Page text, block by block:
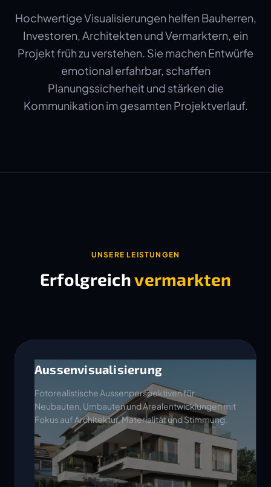
Hochwertige Visualisierungen helfen Bauherren,
Investoren, Architekten und Vermarktern, ein
Projekt früh zu verstehen. Sie machen Entwürfe
emotional erfahrbar, schaffen
Planungssicherheit und stärken die
Kommunikation im gesamten Projektverlauf.
UNSERE LEISTUNGEN
Erfolgreichvermarkten
Aussenvisualisierung
Fotorealistische Aussenperspektiven für
Neubauten, Umbauten und Arealentwicklungen mit
Fokus auf Architektur, Materialität und Stimmung.